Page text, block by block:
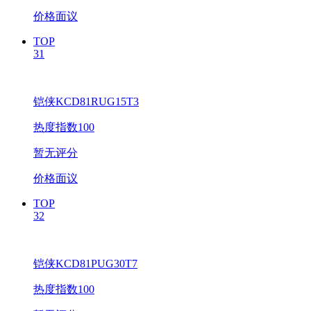
价格面议
TOP
31
铠侠KCD81RUG15T3
热度指数100
暂无评分
价格面议
TOP
32
铠侠KCD81PUG30T7
热度指数100